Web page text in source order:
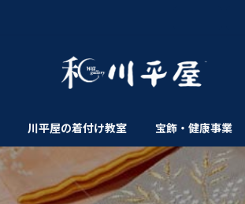
川平屋の着付け教室 宝飾・健康事業